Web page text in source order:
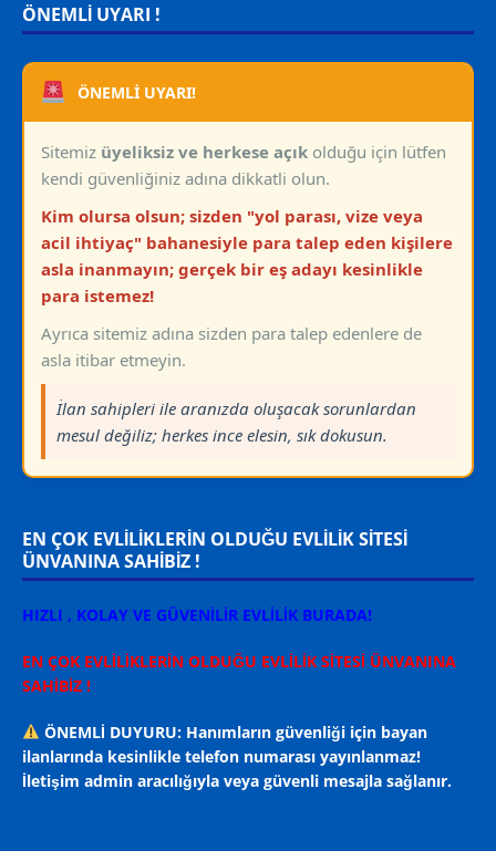
ÖNEMLİ UYARI !
ÖNEMLİ UYARI!
Sitemiz üyeliksiz ve herkese açık olduğu için lütfen
kendi güvenliğiniz adına dikkatli olun.
Kim olursa olsun; sizden "yol parası, vize veya
acil ihtiyaç" bahanesiyle para talep eden kişilere
asla inanmayın; gerçek bir eş adayı kesinlikle
para istemez!
Ayrıca sitemiz adına sizden para talep edenlere de
asla itibar etmeyin.
İlan sahipleri ile aranızda oluşacak sorunlardan
mesul değiliz; herkes ince elesin, sık dokusun.
EN ÇOK EVLİLİKLERİN OLDUĞU EVLİLİK SİTESİ
ÜNVANINA SAHİBİZ !
HIZLI , KOLAY VE GÜVENİLİR EVLİLİK BURADA!
EN ÇOK EVLİLİKLERİN OLDUĞU EVLİLİK SİTESİ ÜNVANINA
SAHİBİZ !
ÖNEMLİ DUYURU: Hanımların güvenliği için bayan
ilanlarında kesinlikle telefon numarası yayınlanmaz!
İletişim admin aracılığıyla veya güvenli mesajla sağlanır.